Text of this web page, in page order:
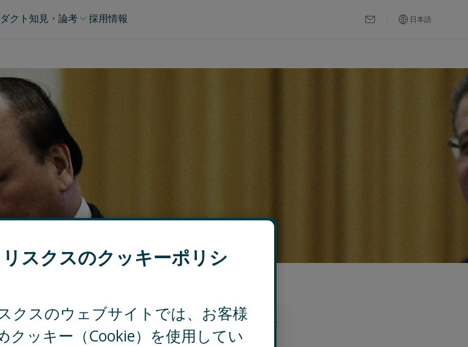
クト 知見・論考​ 採用情報 日本語
れており、2022年初頭から特に不動産業界などで摘発が相次
スクスのクッキーポリシ
クスのウェブサイトでは、お客様
クッキー（Cookie）を使用してい